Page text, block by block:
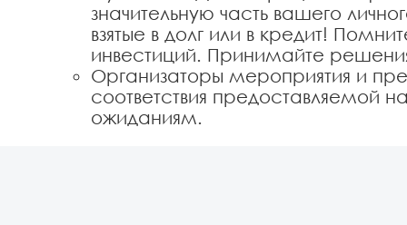
значительную часть вашего
взятые в долг или в кредит!
инвестиций. Принимайте
Организаторы мероприятия и
соответствия
ожиданиям.